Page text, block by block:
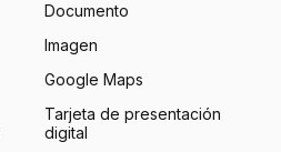
Documento
Imagen
Google Maps
Tarjeta de presentación
digital